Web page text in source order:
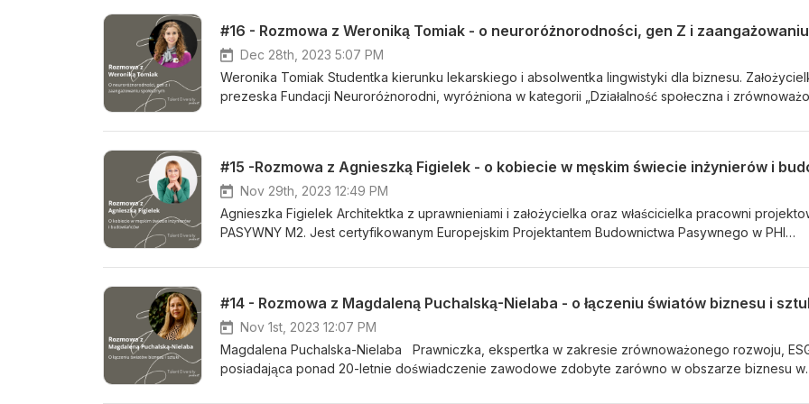
Dec 28th, 2023 5:07 PM
Weronika Tomiak Studentka kierunku lekarskiego i absolwentka lingwistyki dla biznesu.
prezeska Fundacji Neuroróżnorodni, wyróżniona w kategorii „Działalność społeczna i
różnicach w funkcjonowaniu umysłów, na przykład u dyslektyków, synestetów, autystów czy osób
struktury systemowe. LinkedIn: linkedin.com/in/weronikatomiak/ Facebook:
facebook.com/weronika.tomiak.7/ Instagram: instagram.com/curly_weronika/ Fundacja
Neuroróżnorodni www: neuroroznorodni.pl/ Facebook: facebook.com/neurodiversitymovementPL
Instagram: instagram.com/neurodiversitymovementpl/ LinkedIn:
youtube.com/@FundacjaNeuroroznorodni/
Nov 29th, 2023 12:49 PM
Agnieszka Figielek Architektka z uprawnieniami i założycielka oraz właścicielka pracowni
PASYWNY M2. Jest certyfikowanym Europejskim Projektantem Budownictwa Pasywnego w PHI
prowadzi szkolenia dla architektów. Jest prelegentką na konferencjach dotyczących
komfortowych i super energooszczędnych domów. PASYWNY M2 jest autorem pierwszego i
w Polsce budynku w klasie PASSIVE HOUSE PLUS i termomodernizacji do standardu enerPhit plus.
https://www.facebook.com/pasywnym2 https://www.instagram.com/pasywnym2/
https://www.linkedin.com/company/pasywnym2/ https://pasywnym2.pl/
#14 - Rozmowa z Magdaleną Puchalską-Nielaba - o łączeniu światów biznesu i
Nov 1st, 2023 12:07 PM
Magdalena Puchalska-Nielaba Prawniczka, ekspertka w zakresie zrównoważonego rozwoju,
posiadająca ponad 20-letnie doświadczenie zawodowe zdobyte zarówno w obszarze biznesu w